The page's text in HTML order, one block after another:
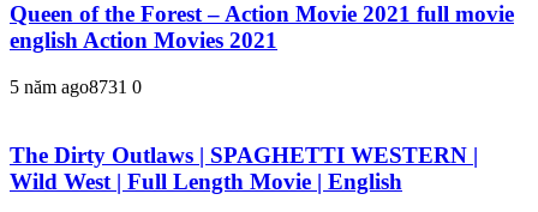
Queen of the Forest – Action Movie 2021 full movie
english Action Movies 2021
5 năm ago8731 0
The Dirty Outlaws | SPAGHETTI WESTERN |
Wild West | Full Length Movie | English